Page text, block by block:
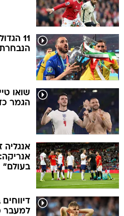
11
הנבחרת
שואו
הגמר
אנגליה
בעולם"
למעבר